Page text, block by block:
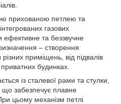
прихованою петлею та
газових
ефективне та беззвучне
– створення
приміщень, від підвалів
будинках.
із сталевої рами та стулки,
забезпечує плавне
цьому механізм петлі